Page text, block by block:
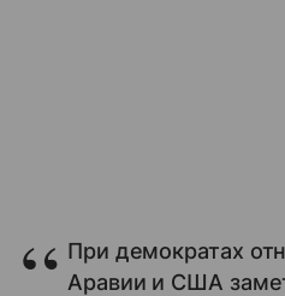
При демократах
Аравии и США